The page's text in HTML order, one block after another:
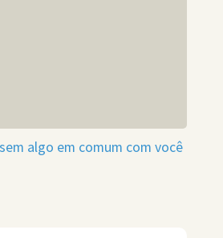
algo em comum com você